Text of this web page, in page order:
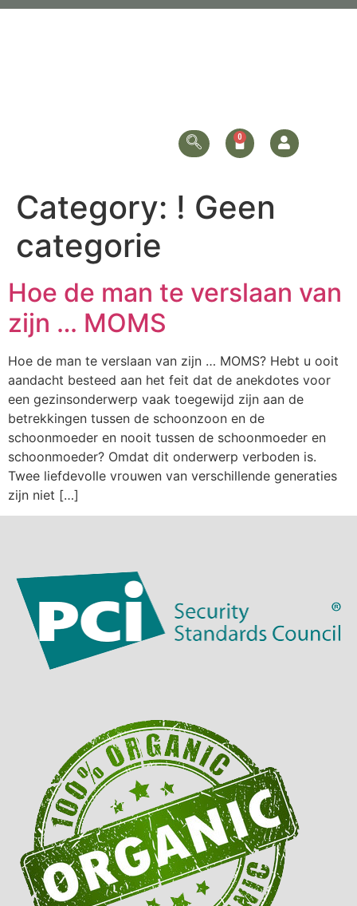
Category: ! Geen
categorie
Hoe de man te verslaan van
zijn … MOMS
Hoe de man te verslaan van zijn … MOMS? Hebt u ooit
aandacht besteed aan het feit dat de anekdotes voor
een gezinsonderwerp vaak toegewijd zijn aan de
betrekkingen tussen de schoonzoon en de
schoonmoeder en nooit tussen de schoonmoeder en
schoonmoeder? Omdat dit onderwerp verboden is.
Twee liefdevolle vrouwen van verschillende generaties
zijn niet […]